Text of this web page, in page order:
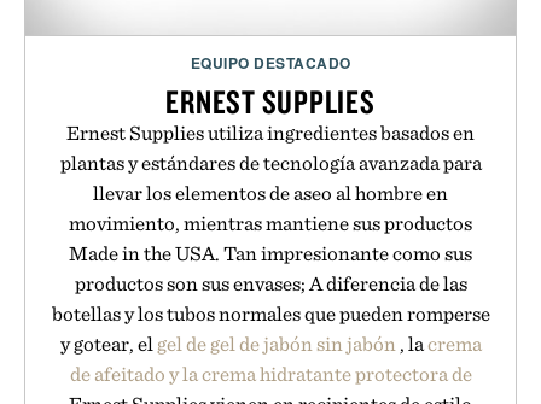
EQUIPO DESTACADO
ERNEST SUPPLIES
Ernest Supplies utiliza ingredientes basados en
plantas y estándares de tecnología avanzada para
llevar los elementos de aseo al hombre en
movimiento, mientras mantiene sus productos
Made in the USA. Tan impresionante como sus
productos son sus envases; A diferencia de las
botellas y los tubos normales que pueden romperse
y gotear, el gel de gel de jabón sin jabón, lacrema
de afeitado y la cremahidratante protectora de